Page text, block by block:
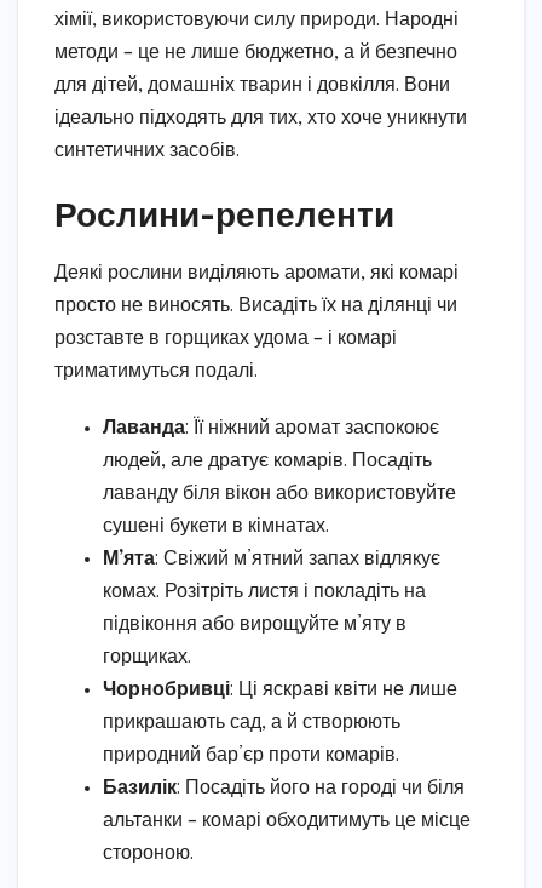
хімії, використовуючи силу природи. Народні
методи – це не лише бюджетно, а й безпечно
для дітей, домашніх тварин і довкілля. Вони
ідеально підходять для тих, хто хоче уникнути
синтетичних засобів.
Рослини-репеленти
Деякі рослини виділяють аромати, які комарі
просто не виносять. Висадіть їх на ділянці чи
розставте в горщиках удома – і комарі
триматимуться подалі.
Лаванда: Її ніжний аромат заспокоює
людей, але дратує комарів. Посадіть
лаванду біля вікон або використовуйте
сушені букети в кімнатах.
М’ята: Свіжий м’ятний запах відлякує
комах. Розітріть листя і покладіть на
підвіконня або вирощуйте м’яту в
горщиках.
Чорнобривці: Ці яскраві квіти не лише
прикрашають сад, а й створюють
природний бар’єр проти комарів.
Базилік: Посадіть його на городі чи біля
альтанки – комарі обходитимуть це місце
стороною.